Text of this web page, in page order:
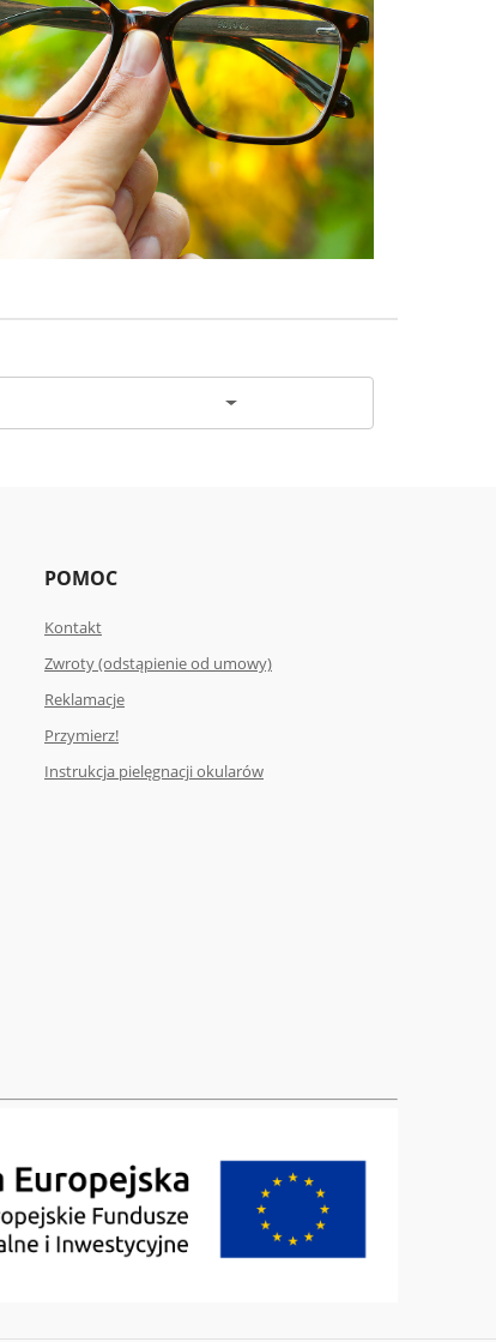
POMOC
Kontakt
Zwroty (odstąpienie od umowy)
Reklamacje
Przymierz!
Instrukcja pielęgnacji okularów